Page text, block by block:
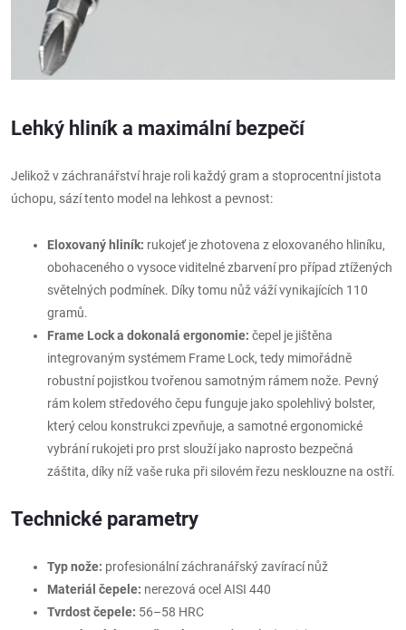
Lehký hliník a maximální bezpečí
Jelikož v záchranářství hraje roli každý gram a stoprocentní jistota
úchopu, sází tento model na lehkost a pevnost:
Eloxovaný hliník: rukojeť je zhotovena z eloxovaného hliníku,
obohaceného o vysoce viditelné zbarvení pro případ ztížených
světelných podmínek. Díky tomu nůž váží vynikajících 110
gramů.
Frame Lock a dokonalá ergonomie: čepel je jištěna
integrovaným systémem Frame Lock, tedy mimořádně
robustní pojistkou tvořenou samotným rámem nože. Pevný
rám kolem středového čepu funguje jako spolehlivý bolster,
který celou konstrukci zpevňuje, a samotné ergonomické
vybrání rukojeti pro prst slouží jako naprosto bezpečná
záštita, díky níž vaše ruka při silovém řezu nesklouzne na ostří.
Technické parametry
Typ nože: profesionální záchranářský zavírací nůž
Materiál čepele: nerezová ocel AISI 440
Tvrdost čepele: 56–58 HRC